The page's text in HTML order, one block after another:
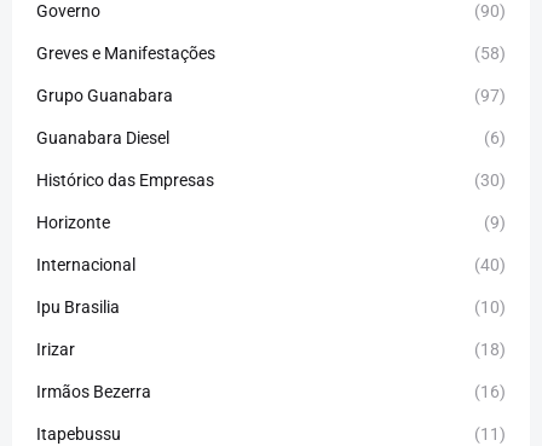
Governo (90)
Greves e Manifestações (58)
Grupo Guanabara (97)
Guanabara Diesel (6)
Histórico das Empresas (30)
Horizonte (9)
Internacional (40)
Ipu Brasilia (10)
Irizar (18)
Irmãos Bezerra (16)
Itapebussu (11)